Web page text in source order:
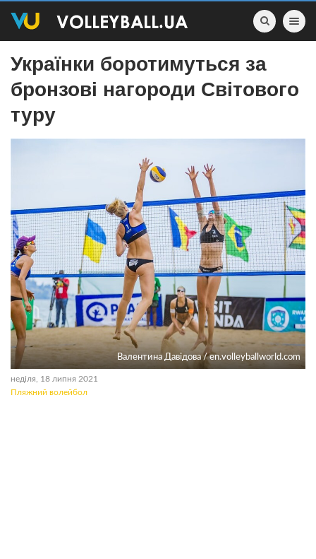
Toggle
Українки боротимуться за
бронзові нагороди Світового
туру
Валентина Давідова / en.volleyballworld.com
неділя, 18 липня 2021
Пляжний волейбол